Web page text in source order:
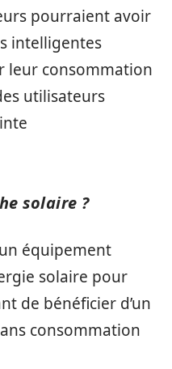
pourraient avoir
intelligentes
leur consommation
utilisateurs
solaire ?
équipement
solaire pour
de bénéficier d’un
consommation